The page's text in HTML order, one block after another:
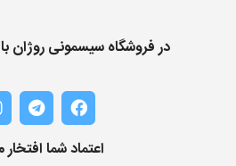
در فروشگاه سیسمونی روژان
اعتماد شما